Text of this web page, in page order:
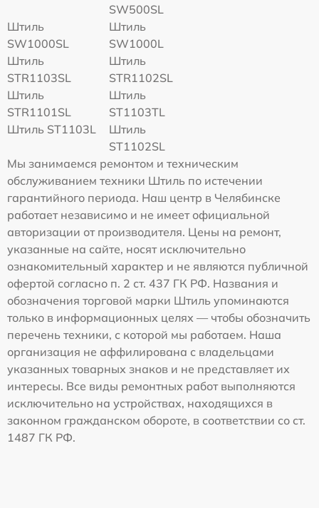
SW500SL
Штиль
SW1000SL
Штиль
SW1000L
Штиль
STR1103SL
Штиль
STR1102SL
Штиль
STR1101SL
Штиль
ST1103TL
Штиль ST1103L
Штиль
ST1102SL
Мы занимаемся ремонтом и техническим
обслуживанием техники Штиль по истечении
гарантийного периода. Наш центр в Челябинске
работает независимо и не имеет официальной
авторизации от производителя. Цены на ремонт,
указанные на сайте, носят исключительно
ознакомительный характер и не являются публичной
офертой согласно п. 2 ст. 437 ГК РФ. Названия и
обозначения торговой марки Штиль упоминаются
только в информационных целях — чтобы обозначить
перечень техники, с которой мы работаем. Наша
организация не аффилирована с владельцами
указанных товарных знаков и не представляет их
интересы. Все виды ремонтных работ выполняются
исключительно на устройствах, находящихся в
законном гражданском обороте, в соответствии со ст.
1487 ГК РФ.